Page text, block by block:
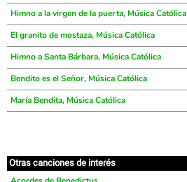
Himno a la virgen de la puerta, Música Católica
El granito de mostaza, Música Católica
Himno a Santa Bárbara, Música Católica
Bendito es el Señor, Música Católica
María Bendita, Música Católica
Otras canciones de interés